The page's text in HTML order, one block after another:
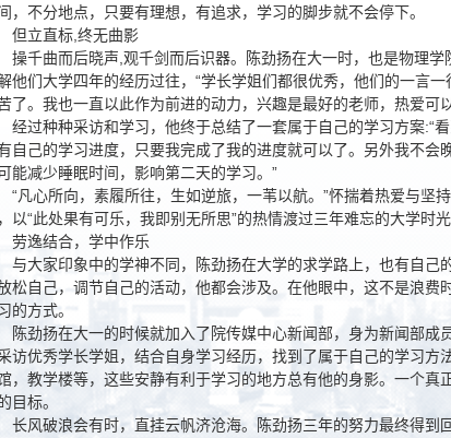
，不分地点，只要有理想，有追求，学习的脚步就不会停下。
但立直标,终无曲影
操千曲而后晓声,观千剑而后识器。陈劲扬在大一时，也是物理学
他们大学四年的经历过往，“学长学姐们都很优秀，他们的一言
了。我也一直以此作为前进的动力，兴趣是最好的老师，热爱可
经过种种采访和学习，他终于总结了一套属于自己的学习方案:“
自己的学习进度，只要我完成了我的进度就可以了。另外我不会
能减少睡眠时间，影响第二天的学习。”
“凡心所向，素履所往，生如逆旅，一苇以航。”怀揣着热爱与坚
以“此处果有可乐，我即别无所思”的热情渡过三年难忘的大学时光
劳逸结合，学中作乐
与大家印象中的学神不同，陈劲扬在大学的求学路上，也有自己
松自己，调节自己的活动，他都会涉及。在他眼中，这不是浪费
的方式。
陈劲扬在大一的时候就加入了院传媒中心新闻部，身为新闻部
访优秀学长学姐，结合自身学习经历，找到了属于自己的学习方
，教学楼等，这些安静有利于学习的地方总有他的身影。一个真
目标。
长风破浪会有时，直挂云帆济沧海。陈劲扬三年的努力最终得到